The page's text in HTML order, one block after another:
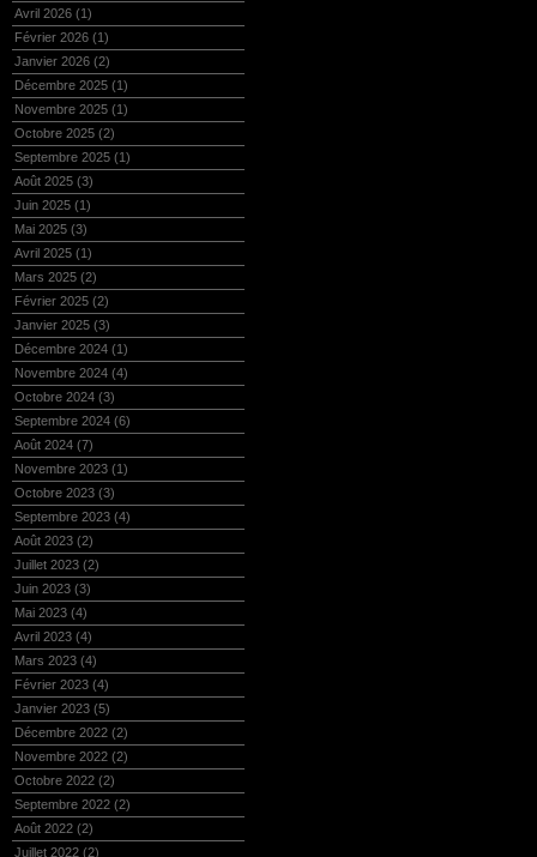
Avril 2026 (1)
Février 2026 (1)
Janvier 2026 (2)
Décembre 2025 (1)
Novembre 2025 (1)
Octobre 2025 (2)
Septembre 2025 (1)
Août 2025 (3)
Juin 2025 (1)
Mai 2025 (3)
Avril 2025 (1)
Mars 2025 (2)
Février 2025 (2)
Janvier 2025 (3)
Décembre 2024 (1)
Novembre 2024 (4)
Octobre 2024 (3)
Septembre 2024 (6)
Août 2024 (7)
Novembre 2023 (1)
Octobre 2023 (3)
Septembre 2023 (4)
Août 2023 (2)
Juillet 2023 (2)
Juin 2023 (3)
Mai 2023 (4)
Avril 2023 (4)
Mars 2023 (4)
Février 2023 (4)
Janvier 2023 (5)
Décembre 2022 (2)
Novembre 2022 (2)
Octobre 2022 (2)
Septembre 2022 (2)
Août 2022 (2)
Juillet 2022 (2)